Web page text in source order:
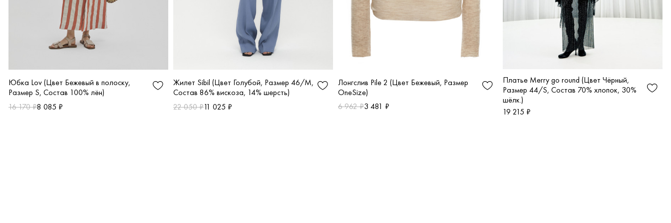
Юбка Lov (Цвет Бежевый в полоску,
Размер S, Состав 100% лён)
16 170 ₽8 085 ₽
Жилет Sibil (Цвет Голубой, Размер 46/M,
Состав 86% вискоза, 14% шерсть)
22 050 ₽11 025 ₽
Лонгслив Pile 2 (Цвет Бежевый, Размер
OneSize)
6 962 ₽3 481 ₽
Платье Merry go round (Цвет Чёрный,
Размер 44/S, Состав 70% хлопок, 30%
шёлк.)
19 215 ₽